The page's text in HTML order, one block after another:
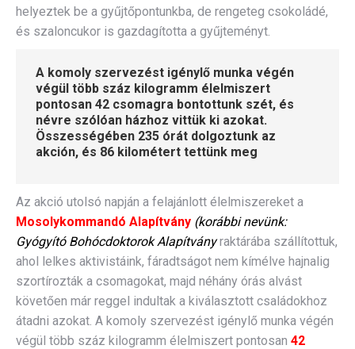
helyeztek be a gyűjtőpontunkba, de rengeteg csokoládé,
és szaloncukor is gazdagította a gyűjteményt.
A komoly szervezést igénylő munka végén
végül több száz kilogramm élelmiszert
pontosan 42 csomagra bontottunk szét, és
névre szólóan házhoz vittük ki azokat.
Összességében 235 órát dolgoztunk az
akción, és 86 kilométert tettünk meg
Az akció utolsó napján a felajánlott élelmiszereket a
Mosolykommandó Alapítvány (korábbi nevünk:
Gyógyító Bohócdoktorok Alapítványraktárába szállítottuk,
ahol lelkes aktivistáink, fáradtságot nem kímélve hajnalig
szortírozták a csomagokat, majd néhány órás alvást
követően már reggel indultak a kiválasztott családokhoz
átadni azokat. A komoly szervezést igénylő munka végén
végül több száz kilogramm élelmiszert pontosan 42